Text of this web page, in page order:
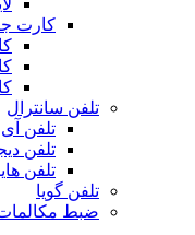
کارت
تلفن سانترال
تلفن
تلفن
تلفن
تلفن گویا
ضبط